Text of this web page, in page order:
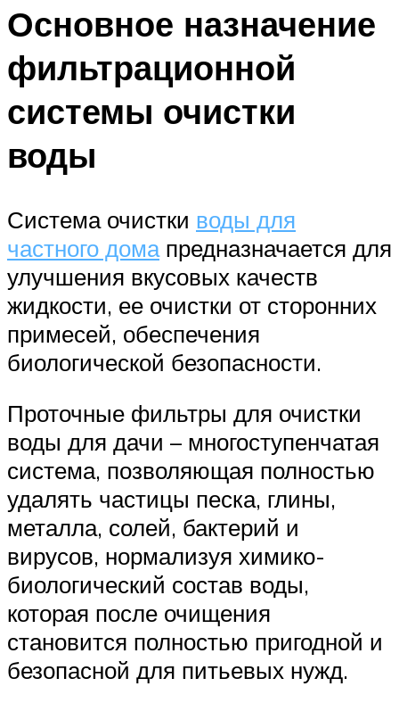
Основное назначение
фильтрационной
системы очистки
воды
Система очистки воды для
частного домапредназначается для
улучшения вкусовых качеств
жидкости, ее очистки от сторонних
примесей, обеспечения
биологической безопасности.
Проточные фильтры для очистки
воды для дачи – многоступенчатая
система, позволяющая полностью
удалять частицы песка, глины,
металла, солей, бактерий и
вирусов, нормализуя химико-
биологический состав воды,
которая после очищения
становится полностью пригодной и
безопасной для питьевых нужд.